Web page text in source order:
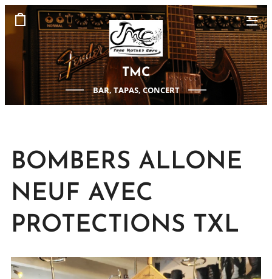
TMC
BAR, TAPAS, CONCERT
BOMBERS ALLONE
NEUF AVEC
PROTECTIONS TXL